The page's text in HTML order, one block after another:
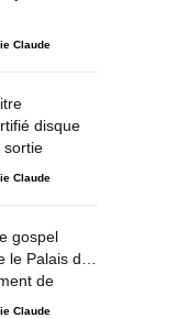
Claude
disque
sortie
Claude
gospel
Palais des
de
Claude